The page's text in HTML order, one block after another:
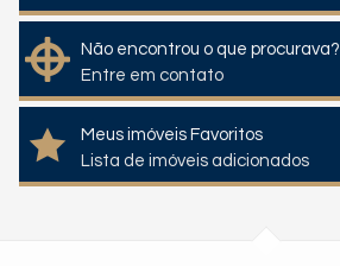
Não encontrou o que procurava?
Entre em contato
Meus imóveis Favoritos
Lista de imóveis adicionados